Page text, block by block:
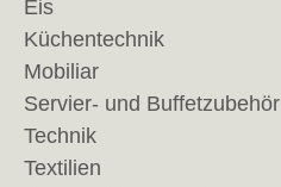
Eis
Küchentechnik
Mobiliar
Servier- und Buffetzubehör
Technik
Textilien